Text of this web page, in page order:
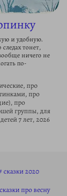
и удобную.
тонет,
ничего не
по-
про
про
про
группы, для
7 лет, 2026
сказки 2020
сказки про весну